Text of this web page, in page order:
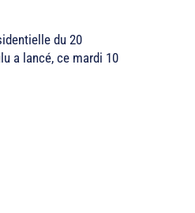
du 20
a lancé, ce mardi 10